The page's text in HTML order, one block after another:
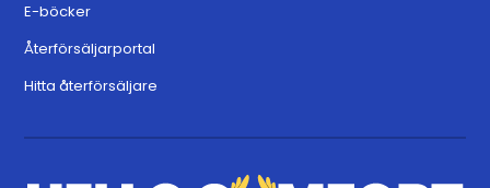
E-böcker
Återförsäljarportal
Hitta återförsäljare